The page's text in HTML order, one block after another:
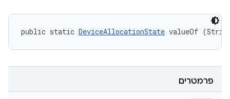
public static DeviceAllocationState valueOf
פרמטרים